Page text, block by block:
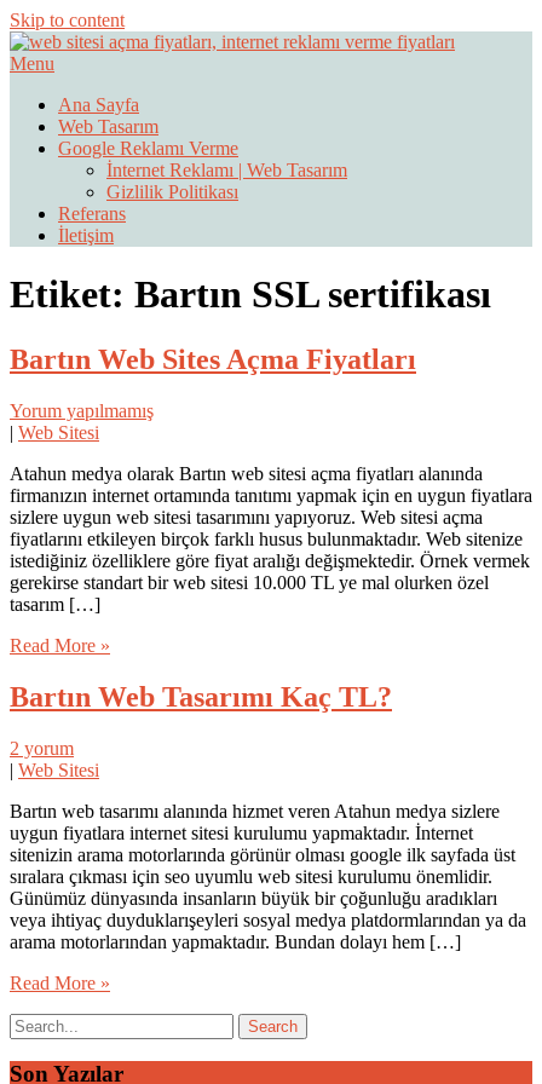
Skip to content
Web Sitesi Açma, İnternet Sitesi
Fiyatları
Menu
Ana Sayfa
Web Tasarım
Google Reklamı Verme
İnternet Reklamı | Web Tasarım
Gizlilik Politikası
Referans
İletişim
Etiket: Bartın SSL sertifikası
Bartın Web Sites Açma Fiyatları
Yorum yapılmamış
| Web Sitesi
Atahun medya olarak Bartın web sitesi açma fiyatları alanında
firmanızın internet ortamında tanıtımı yapmak için en uygun fiyatlara
sizlere uygun web sitesi tasarımını yapıyoruz. Web sitesi açma
fiyatlarını etkileyen birçok farklı husus bulunmaktadır. Web sitenize
istediğiniz özelliklere göre fiyat aralığı değişmektedir. Örnek vermek
gerekirse standart bir web sitesi 10.000 TL ye mal olurken özel
tasarım […]
Read More »
Bartın Web Tasarımı Kaç TL?
2 yorum
| Web Sitesi
Bartın web tasarımı alanında hizmet veren Atahun medya sizlere
uygun fiyatlara internet sitesi kurulumu yapmaktadır. İnternet
sitenizin arama motorlarında görünür olması google ilk sayfada üst
sıralara çıkması için seo uyumlu web sitesi kurulumu önemlidir.
Günümüz dünyasında insanların büyük bir çoğunluğu aradıkları
veya ihtiyaç duyduklarışeyleri sosyal medya platdormlarından ya da
arama motorlarından yapmaktadır. Bundan dolayı hem […]
Read More »
Son Yazılar